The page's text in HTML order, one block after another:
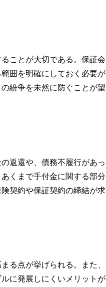
ことが大切である。保証会
囲を明確にしておく必要が
紛争を未然に防ぐことが望
返還や、債務不履行があっ
くまで手付金に関する部分
契約や保証契約の締結が求
る点が挙げられる。また、
に発展しにくいメリットが